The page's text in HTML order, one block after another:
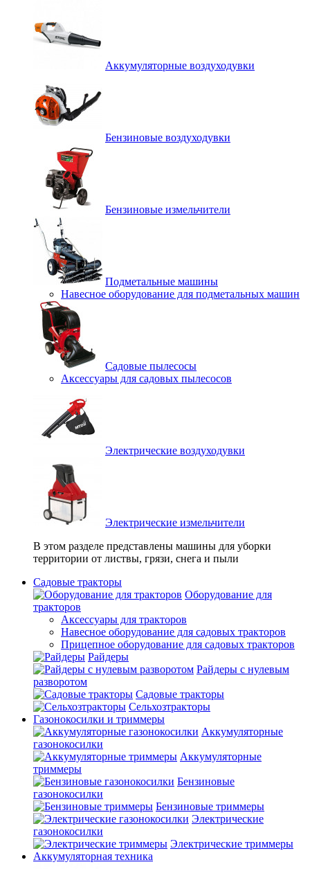
Аккумуляторные воздуходувки
Бензиновые воздуходувки
Бензиновые измельчители
Подметальные машины
Навесное оборудование для подметальных машин
Садовые пылесосы
Аксессуары для садовых пылесосов
Электрические воздуходувки
Электрические измельчители
В этом разделе представлены машины для уборки
территории от листвы, грязи, снега и пыли
Садовые тракторы
Оборудование для
тракторов
Аксессуары для тракторов
Навесное оборудование для садовых тракторов
Прицепное оборудование для садовых тракторов
Райдеры
Райдеры с нулевым
разворотом
Садовые тракторы
Сельхозтракторы
Газонокосилки и триммеры
Аккумуляторные
газонокосилки
Аккумуляторные
триммеры
Бензиновые
газонокосилки
Бензиновые триммеры
Электрические
газонокосилки
Электрические триммеры
Аккумуляторная техника